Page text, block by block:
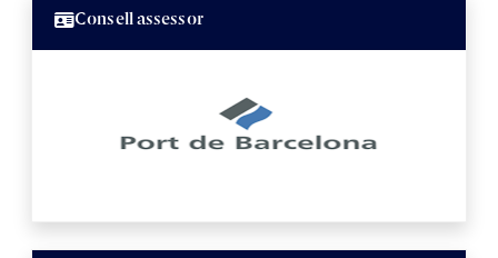
Consell assessor